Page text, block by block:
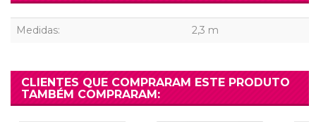
Medidas: 2,3 m
CLIENTES QUE COMPRARAM ESTE PRODUTO
TAMBÉM COMPRARAM: